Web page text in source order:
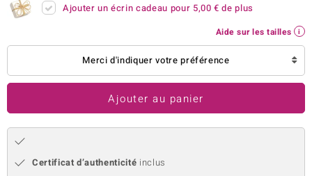
Collection Ajouter un écrin cadeau pour 5,00 € de plus
Aide sur les tailles
Merci d'indiquer votre préférence
Ajouter au panier
Certificat d’authenticité inclus